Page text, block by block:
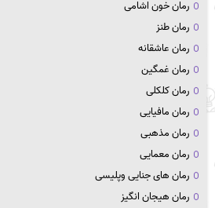
رمان خون اشامی
رمان طنز
رمان عاشقانه
رمان غمگین
رمان کلکلی
رمان مافیایی
رمان مذهبی
رمان معمایی
رمان های جنایی وپلیسی
رمان هیجان انگیز